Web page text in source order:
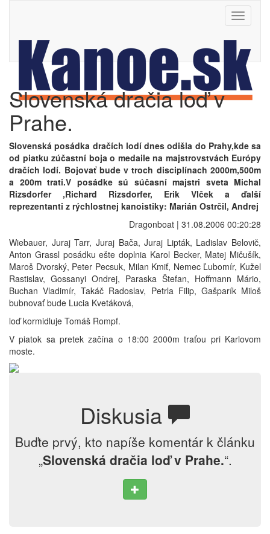
Toggle
Slovenská dračia loď v
Prahe.
Slovenská posádka dračích lodí dnes odišla do Prahy,kde sa
od piatku zúčastní boja o medaile na majstrovstvách Európy
dračích lodí. Bojovať bude v troch disciplínach 2000m,500m
a 200m trati.V posádke sú súčasní majstri sveta Michal
Rizsdorfer ,Richard Rizsdorfer, Erik Vlček a ďalší
reprezentanti z rýchlostnej kanoistiky: Marián Ostrčil, Andrej
Dragonboat | 31.08.2006 00:20:28
Wiebauer, Juraj Tarr, Juraj Bača, Juraj Lipták, Ladislav Belovič,
Anton Grassl posádku ešte doplnia Karol Becker, Matej Mičušík,
Maroš Dvorský, Peter Pecsuk, Milan Kmiť, Nemec Ľubomír, Kužel
Rastislav, Gossanyi Ondrej, Paraska Štefan, Hoffmann Mário,
Buchan Vladimír, Takáč Radoslav, Petrla Filip, Gašparík Miloš
bubnovať bude Lucia Kvetáková,
loď kormidluje Tomáš Rompf.
V piatok sa pretek začína o 18:00 2000m traťou pri Karlovom
moste.
Diskusia
Buďte prvý, kto napíše komentár k článku
„Slovenská dračia loď v Prahe.“.